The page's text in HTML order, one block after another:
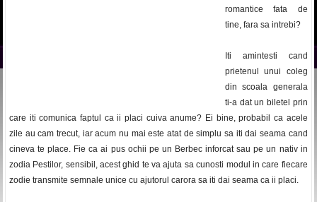
romantice fata de
tine, fara sa intrebi?
Iti amintesti cand
prietenul unui coleg
din scoala generala
ti-a dat un biletel prin
care iti comunica faptul ca ii placi cuiva anume? Ei bine, probabil ca acele
zile au cam trecut, iar acum nu mai este atat de simplu sa iti dai seama cand
cineva te place. Fie ca ai pus ochii pe un Berbec inforcat sau pe un nativ in
zodia Pestilor, sensibil, acest ghid te va ajuta sa cunosti modul in care fiecare
zodie transmite semnale unice cu ajutorul carora sa iti dai seama ca ii placi.